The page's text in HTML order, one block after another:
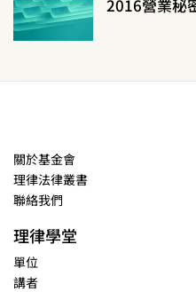
2016營業秘
關於基金會
理律法律叢書
聯絡我們
理律學堂
單位
講者